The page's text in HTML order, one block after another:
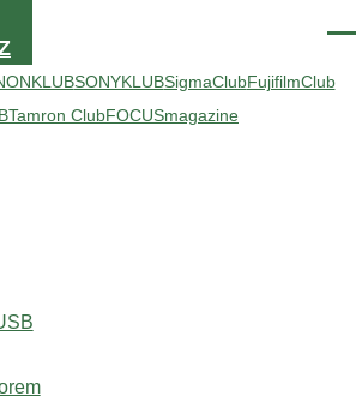
SONYKLUBSigmaClubFujifilmClub
Tamron ClubFOCUSmagazine